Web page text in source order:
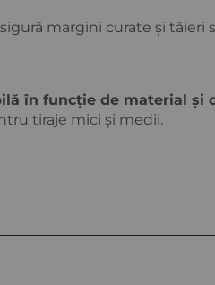
margini curate și tăieri
în funcție de material și
tiraje mici și medii.